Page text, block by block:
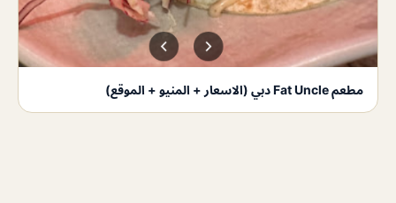
مطعم Fat Uncle دبي (الاسعار + المنيو + الموقع)